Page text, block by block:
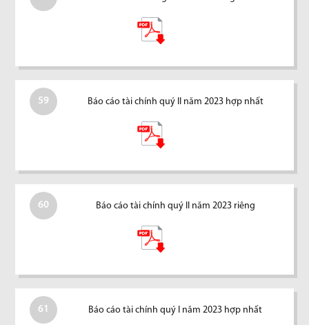
59 Báo cáo tài chính quý II năm 2023 hợp nhất
60 Báo cáo tài chính quý II năm 2023 riêng
61 Báo cáo tài chính quý I năm 2023 hợp nhất